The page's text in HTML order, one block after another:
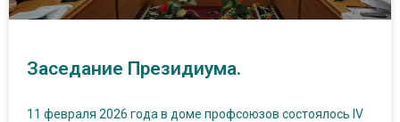
Заседание Президиума.
11 февраля 2026 года в доме профсоюзов состоялось IV